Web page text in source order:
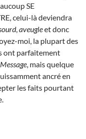
SE
celui-là deviendra
, aveugleet donc
moi, la plupart des
ont parfaitement
, mais quelque
ancré en
les faits pourtant